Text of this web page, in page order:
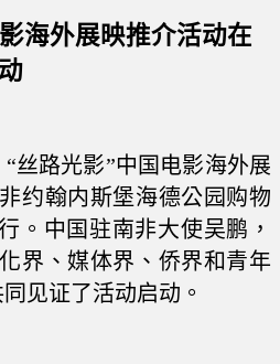
海外展映推介活动在
路光影”中国电影海外展
约翰内斯堡海德公园购物
。中国驻南非大使吴鹏，
界、媒体界、侨界和青年
见证了活动启动。